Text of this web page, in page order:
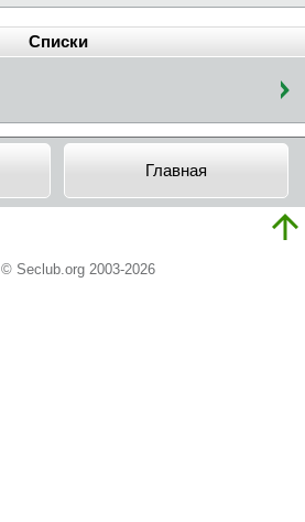
Списки
Главная
© Seclub.org 2003-2026